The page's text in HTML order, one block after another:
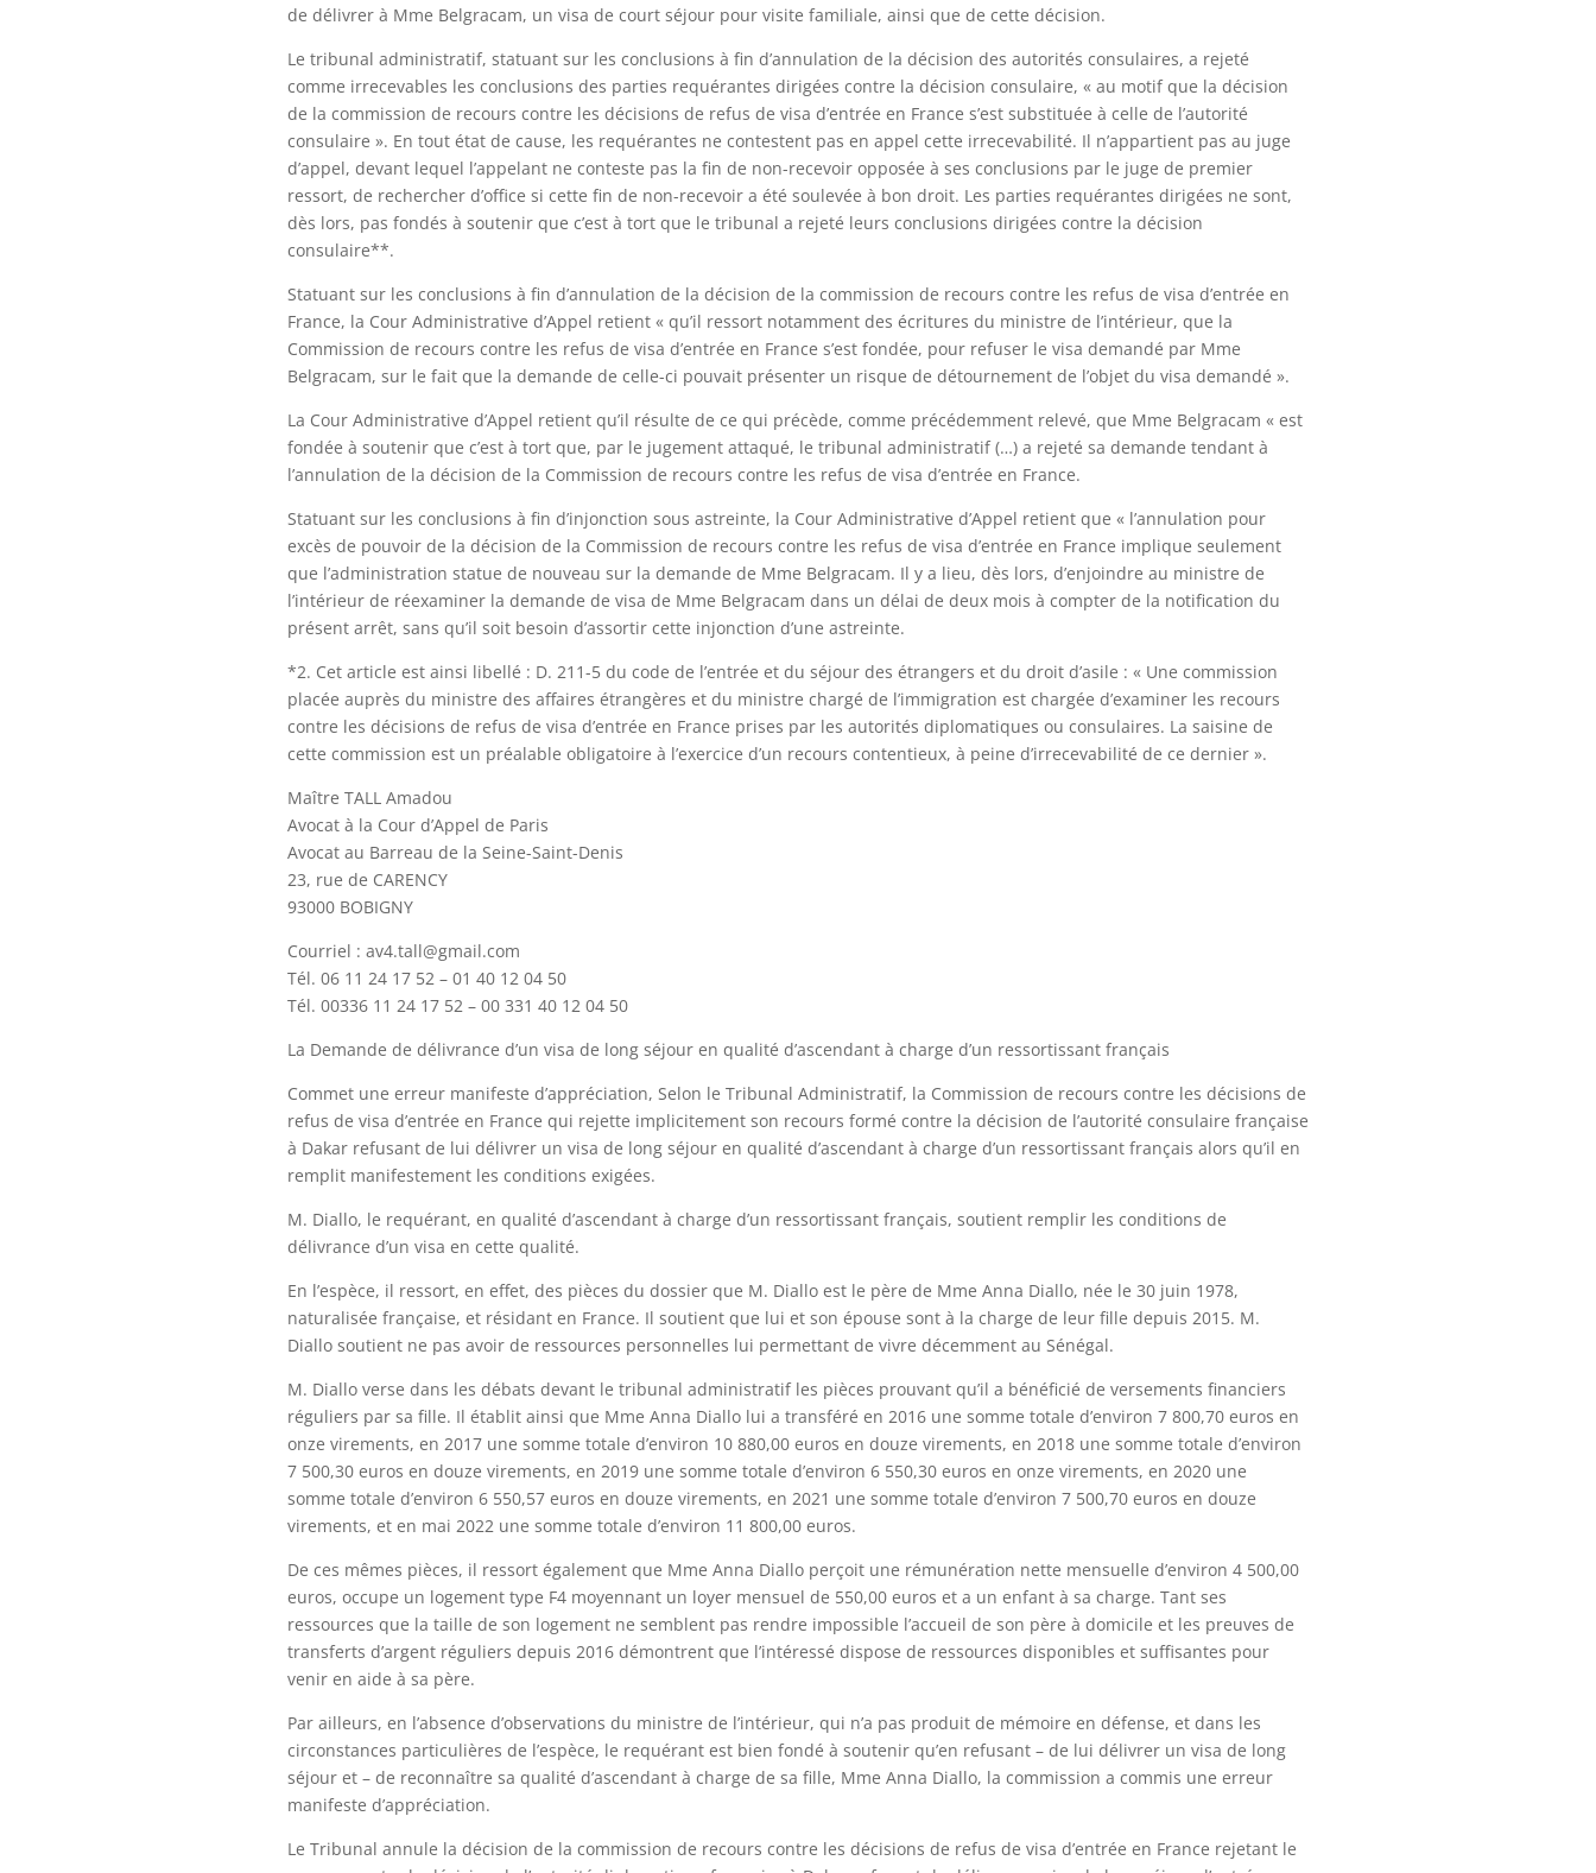
de délivrer à Mme Belgracam, un visa de court séjour pour visite familiale, ainsi que de cette décision.
Le tribunal administratif, statuant sur les conclusions à fin d’annulation de la décision des autorités consulaires, a rejeté
comme irrecevables les conclusions des parties requérantes dirigées contre la décision consulaire, « au motif que la décision
de la commission de recours contre les décisions de refus de visa d’entrée en France s’est substituée à celle de l’autorité
consulaire ». En tout état de cause, les requérantes ne contestent pas en appel cette irrecevabilité. Il n’appartient pas au juge
d’appel, devant lequel l’appelant ne conteste pas la fin de non-recevoir opposée à ses conclusions par le juge de premier
ressort, de rechercher d’office si cette fin de non-recevoir a été soulevée à bon droit. Les parties requérantes dirigées ne sont,
dès lors, pas fondés à soutenir que c’est à tort que le tribunal a rejeté leurs conclusions dirigées contre la décision
consulaire**.
Statuant sur les conclusions à fin d’annulation de la décision de la commission de recours contre les refus de visa d’entrée en
France, la Cour Administrative d’Appel retient « qu’il ressort notamment des écritures du ministre de l’intérieur, que la
Commission de recours contre les refus de visa d’entrée en France s’est fondée, pour refuser le visa demandé par Mme
Belgracam, sur le fait que la demande de celle-ci pouvait présenter un risque de détournement de l’objet du visa demandé ».
La Cour Administrative d’Appel retient qu’il résulte de ce qui précède, comme précédemment relevé, que Mme Belgracam « est
fondée à soutenir que c’est à tort que, par le jugement attaqué, le tribunal administratif (…) a rejeté sa demande tendant à
l’annulation de la décision de la Commission de recours contre les refus de visa d’entrée en France.
Statuant sur les conclusions à fin d’injonction sous astreinte, la Cour Administrative d’Appel retient que « l’annulation pour
excès de pouvoir de la décision de la Commission de recours contre les refus de visa d’entrée en France implique seulement
que l’administration statue de nouveau sur la demande de Mme Belgracam. Il y a lieu, dès lors, d’enjoindre au ministre de
l’intérieur de réexaminer la demande de visa de Mme Belgracam dans un délai de deux mois à compter de la notification du
présent arrêt, sans qu’il soit besoin d’assortir cette injonction d’une astreinte.
*2. Cet article est ainsi libellé : D. 211-5 du code de l’entrée et du séjour des étrangers et du droit d’asile : « Une commission
placée auprès du ministre des affaires étrangères et du ministre chargé de l’immigration est chargée d’examiner les recours
contre les décisions de refus de visa d’entrée en France prises par les autorités diplomatiques ou consulaires. La saisine de
cette commission est un préalable obligatoire à l’exercice d’un recours contentieux, à peine d’irrecevabilité de ce dernier ».
Maître TALL Amadou
Avocat à la Cour d’Appel de Paris
Avocat au Barreau de la Seine-Saint-Denis
23, rue de CARENCY
93000 BOBIGNY
Courriel : av4.tall@gmail.com
Tél. 06 11 24 17 52 – 01 40 12 04 50
Tél. 00336 11 24 17 52 – 00 331 40 12 04 50
La Demande de délivrance d’un visa de long séjour en qualité d’ascendant à charge d’un ressortissant français
Commet une erreur manifeste d’appréciation, Selon le Tribunal Administratif, la Commission de recours contre les décisions de
refus de visa d’entrée en France qui rejette implicitement son recours formé contre la décision de l’autorité consulaire française
à Dakar refusant de lui délivrer un visa de long séjour en qualité d’ascendant à charge d’un ressortissant français alors qu’il en
remplit manifestement les conditions exigées.
M. Diallo, le requérant, en qualité d’ascendant à charge d’un ressortissant français, soutient remplir les conditions de
délivrance d’un visa en cette qualité.
En l’espèce, il ressort, en effet, des pièces du dossier que M. Diallo est le père de Mme Anna Diallo, née le 30 juin 1978,
naturalisée française, et résidant en France. Il soutient que lui et son épouse sont à la charge de leur fille depuis 2015. M.
Diallo soutient ne pas avoir de ressources personnelles lui permettant de vivre décemment au Sénégal.
M. Diallo verse dans les débats devant le tribunal administratif les pièces prouvant qu’il a bénéficié de versements financiers
réguliers par sa fille. Il établit ainsi que Mme Anna Diallo lui a transféré en 2016 une somme totale d’environ 7 800,70 euros en
onze virements, en 2017 une somme totale d’environ 10 880,00 euros en douze virements, en 2018 une somme totale d’environ
7 500,30 euros en douze virements, en 2019 une somme totale d’environ 6 550,30 euros en onze virements, en 2020 une
somme totale d’environ 6 550,57 euros en douze virements, en 2021 une somme totale d’environ 7 500,70 euros en douze
virements, et en mai 2022 une somme totale d’environ 11 800,00 euros.
De ces mêmes pièces, il ressort également que Mme Anna Diallo perçoit une rémunération nette mensuelle d’environ 4 500,00
euros, occupe un logement type F4 moyennant un loyer mensuel de 550,00 euros et a un enfant à sa charge. Tant ses
ressources que la taille de son logement ne semblent pas rendre impossible l’accueil de son père à domicile et les preuves de
transferts d’argent réguliers depuis 2016 démontrent que l’intéressé dispose de ressources disponibles et suffisantes pour
venir en aide à sa père.
Par ailleurs, en l’absence d’observations du ministre de l’intérieur, qui n’a pas produit de mémoire en défense, et dans les
circonstances particulières de l’espèce, le requérant est bien fondé à soutenir qu’en refusant – de lui délivrer un visa de long
séjour et – de reconnaître sa qualité d’ascendant à charge de sa fille, Mme Anna Diallo, la commission a commis une erreur
manifeste d’appréciation.
Le Tribunal annule la décision de la commission de recours contre les décisions de refus de visa d’entrée en France rejetant le